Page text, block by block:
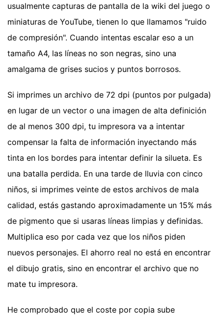
usualmente capturas de pantalla de la wiki del juego o
miniaturas de YouTube, tienen lo que llamamos "ruido
de compresión". Cuando intentas escalar eso a un
tamaño A4, las líneas no son negras, sino una
amalgama de grises sucios y puntos borrosos.
Si imprimes un archivo de 72 dpi (puntos por pulgada)
en lugar de un vector o una imagen de alta definición
de al menos 300 dpi, tu impresora va a intentar
compensar la falta de información inyectando más
tinta en los bordes para intentar definir la silueta. Es
una batalla perdida. En una tarde de lluvia con cinco
niños, si imprimes veinte de estos archivos de mala
calidad, estás gastando aproximadamente un 15% más
de pigmento que si usaras líneas limpias y definidas.
Multiplica eso por cada vez que los niños piden
nuevos personajes. El ahorro real no está en encontrar
el dibujo gratis, sino en encontrar el archivo que no
mate tu impresora.
He comprobado que el coste por copia sube